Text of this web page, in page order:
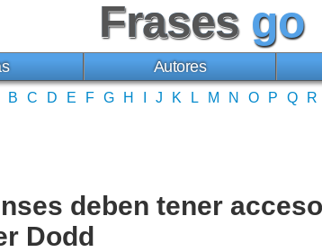
Frases go
Autores
B C D E F G H J K L M N O P Q R
deben tener
Dodd